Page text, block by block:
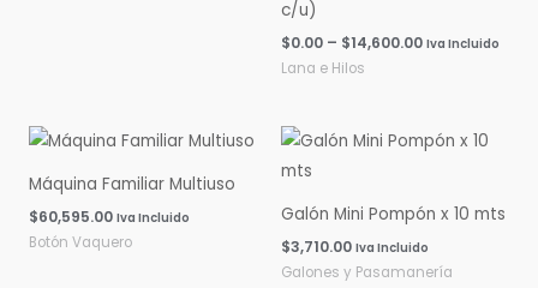
c/u)
$0.00 – $14,600.00 Iva Incluido
Lana e Hilos
Máquina Familiar Multiuso
$60,595.00 Iva Incluido
Botón Vaquero
Galón Mini Pompón x 10 mts
$3,710.00 Iva Incluido
Galones y Pasamanería